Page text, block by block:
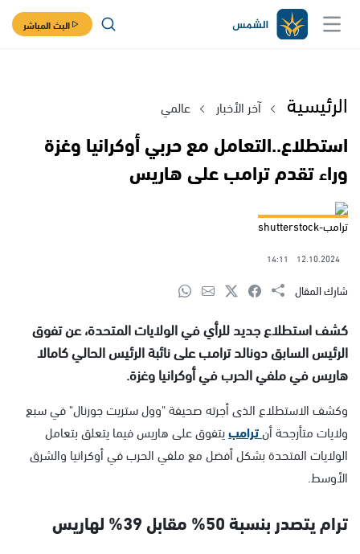
البث المباشر
الرئيسية آخر الأخبار عالمي
استطلاع..التعامل مع حربي أوكرانيا وغزة
وراء تقدم ترامب على هاريس
ترامب-shutterstock
12.10.2024
14:11
شارك المقال
كشف استطلاع جديد للرأي في الولايات المتحدة، عن تفوق
الرئيس السابق دونالد ترامب على نائبة الرئيس الحالي كامالا
هاريس في ملفي الحرب في أوكرانيا وغزة.
وكشف الاستطلاع الذى أجرته صحيفة "وول ستريت جورنال" في سبع
ولايات متأرجحة أنترامبيتفوق على هاريس فيما يتعلق بتعامل
الولايات المتحدة بشكل أفضل مع ملفي الحرب في أوكرانيا والشرق
الأوسط.
ترام يتصدر بنسبة 50% مقابل 39% لهاريس